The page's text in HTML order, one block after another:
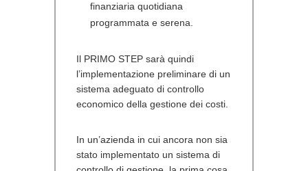
finanziaria quotidiana
programmata e serena.
Il PRIMO STEP sarà quindi
l’implementazione preliminare di un
sistema adeguato di controllo
economico della gestione dei costi.
In un’azienda in cui ancora non sia
stato implementato un sistema di